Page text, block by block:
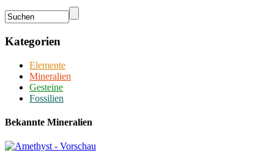
Kategorien
Elemente
Mineralien
Gesteine
Fossilien
Bekannte Mineralien